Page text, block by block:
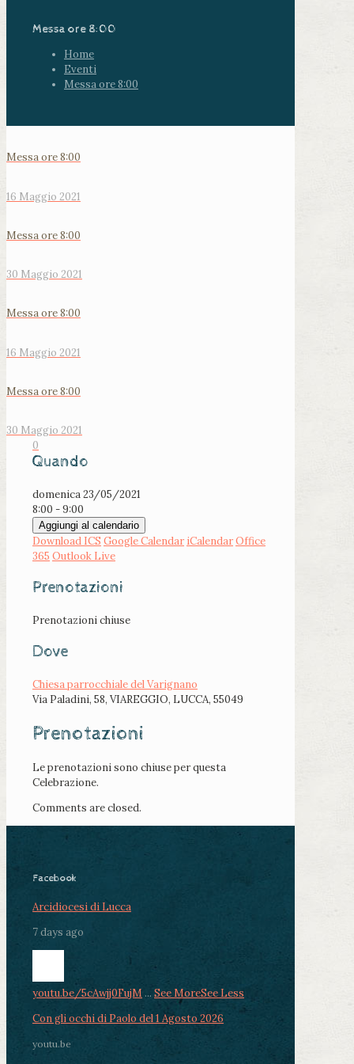
Messa ore 8:00
Home
Eventi
Messa ore 8:00
Messa ore 8:00
16 Maggio 2021
Messa ore 8:00
30 Maggio 2021
Messa ore 8:00
16 Maggio 2021
Messa ore 8:00
30 Maggio 2021
0
Quando
domenica 23/05/2021
8:00 - 9:00
Aggiungi al calendario
Download ICS Google Calendar iCalendarOffice
365 Outlook Live
Prenotazioni
Prenotazioni chiuse
Dove
Chiesa parrocchiale del Varignano
Via Paladini, 58, VIAREGGIO, LUCCA, 55049
Prenotazioni
Le prenotazioni sono chiuse per questa
Celebrazione.
Comments are closed.
Facebook
Arcidiocesi di Lucca
7 days ago
youtu.be/5cAwjj0FujM ... See MoreSee Less
Con gli occhi di Paolo del 1 Agosto 2026
youtu.be